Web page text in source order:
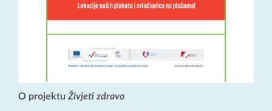
O projektu Živjeti zdravo